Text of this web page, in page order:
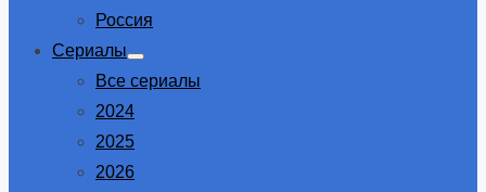
Россия
Сериалы
Show
sub
Все сериалы
2024
2025
2026